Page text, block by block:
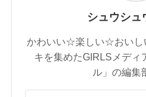
シュウシュ
かわいい☆楽しい☆おいし
キを集めたGIRLSメディ
ル」の編集